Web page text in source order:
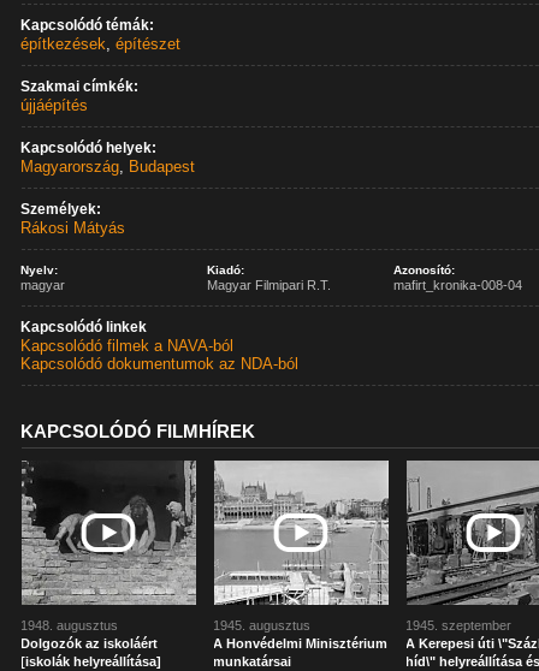
Kapcsolódó témák:
építkezések,építészet
Szakmai címkék:
újjáépítés
Kapcsolódó helyek:
Magyarország, Budapest
Személyek:
Rákosi Mátyás
Nyelv:
magyar
Kiadó:
Magyar Filmipari R.T.
Azonosító:
mafirt_kronika-008-04
Kapcsolódó linkek
Kapcsolódó filmek a NAVA-ból
Kapcsolódó dokumentumok az NDA-ból
KAPCSOLÓDÓ FILMHÍREK
1948. augusztus
Dolgozók az iskoláért
[iskolák helyreállítása]
1945. augusztus
A Honvédelmi Minisztérium
munkatársai
1945. szeptember
A Kerepesi úti
híd\" helyreállítása